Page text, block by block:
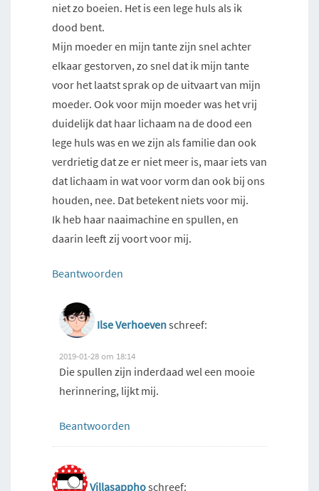
niet zo boeien. Het is een lege huls als ik
dood bent.
Mijn moeder en mijn tante zijn snel achter
elkaar gestorven, zo snel dat ik mijn tante
voor het laatst sprak op de uitvaart van mijn
moeder. Ook voor mijn moeder was het vrij
duidelijk dat haar lichaam na de dood een
lege huls was en we zijn als familie dan ook
verdrietig dat ze er niet meer is, maar iets van
dat lichaam in wat voor vorm dan ook bij ons
houden, nee. Dat betekent niets voor mij.
Ik heb haar naaimachine en spullen, en
daarin leeft zij voort voor mij.
Beantwoorden
Ilse Verhoevenschreef:
2019-01-28 om 18:14
Die spullen zijn inderdaad wel een mooie
herinnering, lijkt mij.
Beantwoorden
Villasapphoschreef: